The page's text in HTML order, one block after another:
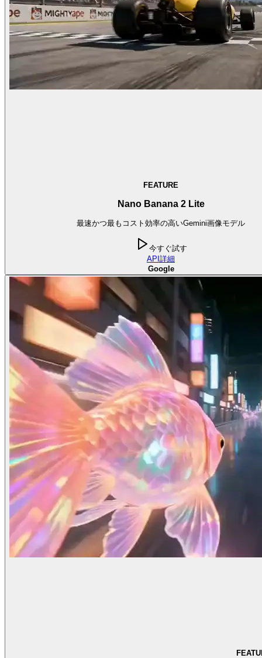
FEATURE
Nano Banana 2 Lite
最速かつ最もコスト効率の高いGemini画像モデル
今すぐ試す
API 詳細
Google